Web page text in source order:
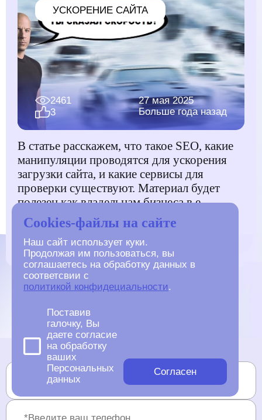
УСКОРЕНИЕ САЙТА
2461
3
27 мая 2025
Больше года назад
В статье расскажем, что такое SEO, какие
манипуляции проводятся для ускорения
загрузки сайта, и какие сервисы для
проверки существуют. Материал будет
полезен как владельцам бизнеса в e-
commerce, так и начинающим
специалистам.
Cookies-файлы на сайте
Наш сайт использует куки.
Продолжая им пользоваться, вы
соглашаетесь на обработку данных в
соответсвии с
политикой конфидециальности.
Поставив
галочку, Вы
даете согласие
на обработку
ваших
Персональных
данных
Согласен